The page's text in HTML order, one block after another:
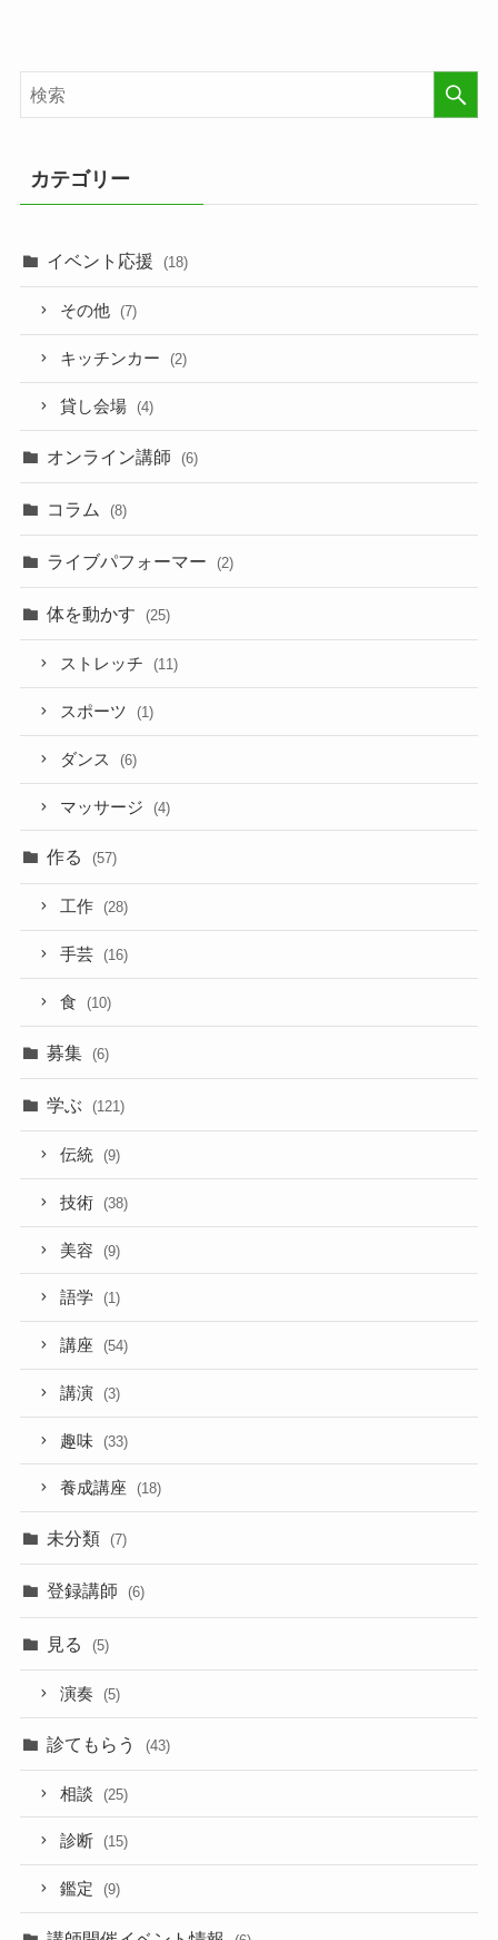
カテゴリー
イベント応援 (18)
その他 (7)
キッチンカー (2)
貸し会場 (4)
オンライン講師 (6)
コラム (8)
ライブパフォーマー (2)
体を動かす (25)
ストレッチ (11)
スポーツ (1)
ダンス (6)
マッサージ (4)
作る (57)
工作 (28)
手芸 (16)
食 (10)
募集 (6)
学ぶ (121)
伝統 (9)
技術 (38)
美容 (9)
語学 (1)
講座 (54)
講演 (3)
趣味 (33)
養成講座 (18)
未分類 (7)
登録講師 (6)
見る (5)
演奏 (5)
診てもらう (43)
相談 (25)
診断 (15)
鑑定 (9)